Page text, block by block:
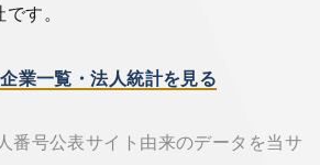
す。
業一覧・法人統計を見る
番号公表サイト由来のデータを当サ